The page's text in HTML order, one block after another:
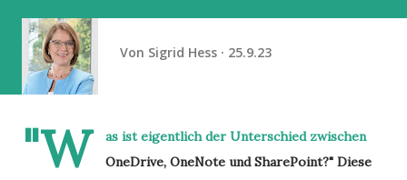
Von Sigrid Hess 25.9.23
"W
as ist eigentlich der Unterschied zwischen
OneDrive, OneNote und SharePoint?" Diese